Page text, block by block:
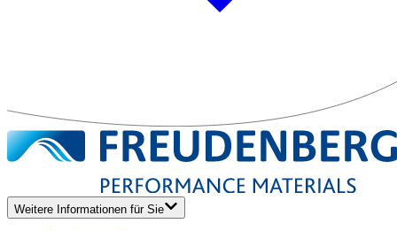
Weitere Informationen für Sie